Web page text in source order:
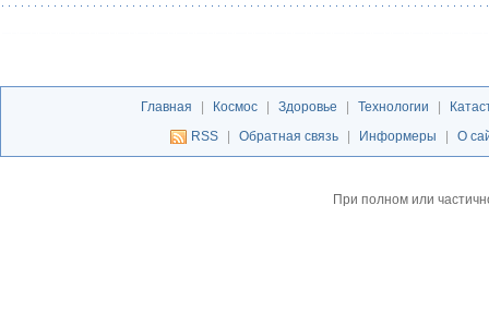
Главная Космос Здоровье Технологии
RSS
Обратная связь Информеры О
При полном или